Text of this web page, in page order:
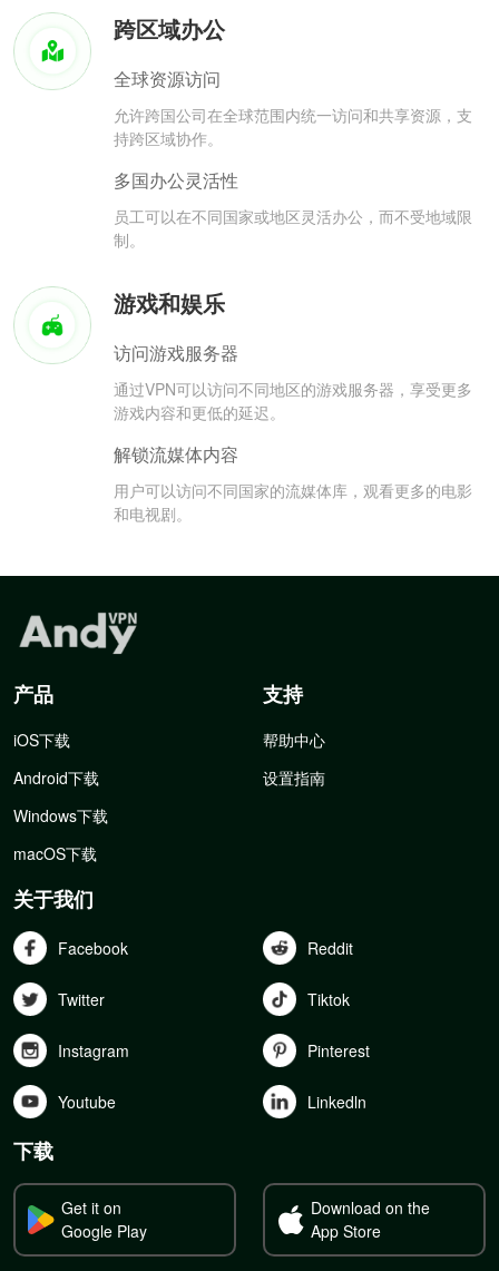
跨区域办公
全球资源访问
允许跨国公司在全球范围内统一访问和共享资源，支
持跨区域协作。
多国办公灵活性
员工可以在不同国家或地区灵活办公，而不受地域限
制。
游戏和娱乐
访问游戏服务器
通过VPN可以访问不同地区的游戏服务器，享受更多
游戏内容和更低的延迟。
解锁流媒体内容
用户可以访问不同国家的流媒体库，观看更多的电影
和电视剧。
产品
iOS下载
Android下载
Windows下载
macOS下载
支持
帮助中心
设置指南
关于我们
Facebook Reddit
Twitter Tiktok
Instagram Pinterest
Youtube Linkedln
下载
Get it on
Google Play
Download on the
App Store